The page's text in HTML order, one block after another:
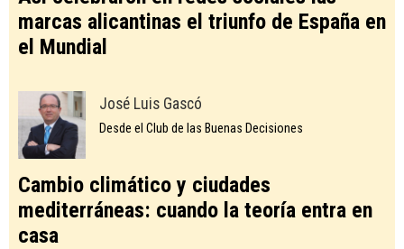
marcas alicantinas el triunfo de España en
el Mundial
José Luis Gascó
Desde el Club de las Buenas Decisiones
Cambio climático y ciudades
mediterráneas: cuando la teoría entra en
casa